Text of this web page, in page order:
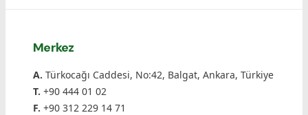
Merkez
A. Türkocağı Caddesi, No:42, Balgat, Ankara, Türkiye
T. +90 444 01 02
F. +90 312 229 14 71